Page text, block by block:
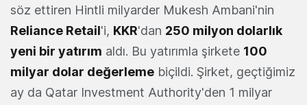
söz ettiren Hintli milyarder Mukesh Ambani'nin
Reliance Retail'i, KKR'dan 250 milyon dolarlık
yeni bir yatırım aldı. Bu yatırımla şirkete 100
milyar dolar değerleme biçildi. Şirket, geçtiğimiz
ay da Qatar Investment Authority'den 1 milyar